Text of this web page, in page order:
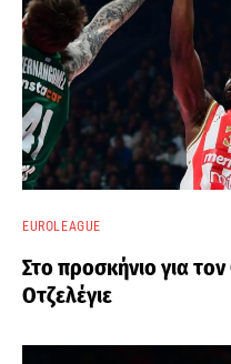
EUROLEAGUE
Στο προσκήνιο για
Οτζελέγιε